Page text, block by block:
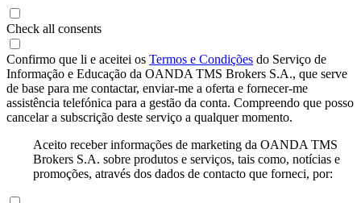
Check all consents
Confirmo que li e aceitei os Termos e Condições do Serviço de
Informação e Educação da OANDA TMS Brokers S.A., que serve
de base para me contactar, enviar-me a oferta e fornecer-me
assistência telefónica para a gestão da conta. Compreendo que posso
cancelar a subscrição deste serviço a qualquer momento.
Aceito receber informações de marketing da OANDA TMS
Brokers S.A. sobre produtos e serviços, tais como, notícias e
promoções, através dos dados de contacto que forneci, por: